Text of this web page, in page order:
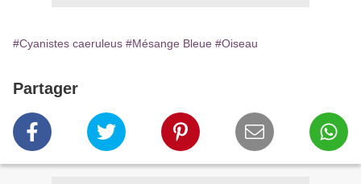
#Cyanistes caeruleus #Mésange Bleue #Oiseau
Partager